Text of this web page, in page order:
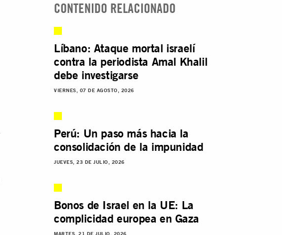
CONTENIDO RELACIONADO
Líbano: Ataque mortal israelí
contra la periodista Amal Khalil
debe investigarse
VIERNES, 07 DE AGOSTO, 2026
Perú: Un paso más hacia la
consolidación de la impunidad
JUEVES, 23 DE JULIO, 2026
Bonos de Israel en la UE: La
complicidad europea en Gaza
MARTES, 21 DE JULIO, 2026